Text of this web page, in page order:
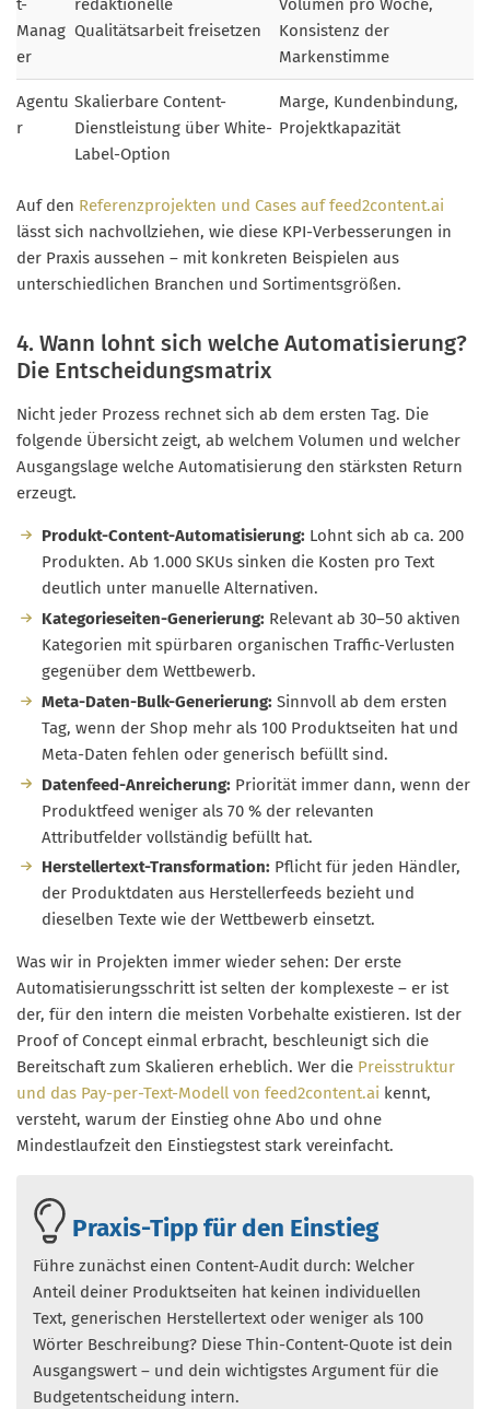
t-
Manag
er
redaktionelle
Qualitätsarbeit freisetzen
Volumen pro Woche,
Konsistenz der
Markenstimme
Agentu
r
Skalierbare Content-
Dienstleistung über White-
Label-Option
Marge, Kundenbindung,
Projektkapazität
Auf den Referenzprojekten und Cases auf feed2content.ai
lässt sich nachvollziehen, wie diese KPI-Verbesserungen in
der Praxis aussehen – mit konkreten Beispielen aus
unterschiedlichen Branchen und Sortimentsgrößen.
4. Wann lohnt sich welche Automatisierung?
Die Entscheidungsmatrix
Nicht jeder Prozess rechnet sich ab dem ersten Tag. Die
folgende Übersicht zeigt, ab welchem Volumen und welcher
Ausgangslage welche Automatisierung den stärksten Return
erzeugt.
Produkt-Content-Automatisierung: Lohnt sich ab ca. 200
Produkten. Ab 1.000 SKUs sinken die Kosten pro Text
deutlich unter manuelle Alternativen.
Kategorieseiten-Generierung: Relevant ab 30–50 aktiven
Kategorien mit spürbaren organischen Traffic-Verlusten
gegenüber dem Wettbewerb.
Meta-Daten-Bulk-Generierung: Sinnvoll ab dem ersten
Tag, wenn der Shop mehr als 100 Produktseiten hat und
Meta-Daten fehlen oder generisch befüllt sind.
Datenfeed-Anreicherung: Priorität immer dann, wenn der
Produktfeed weniger als 70 % der relevanten
Attributfelder vollständig befüllt hat.
Herstellertext-Transformation: Pflicht für jeden Händler,
der Produktdaten aus Herstellerfeeds bezieht und
dieselben Texte wie der Wettbewerb einsetzt.
Was wir in Projekten immer wieder sehen: Der erste
Automatisierungsschritt ist selten der komplexeste – er ist
der, für den intern die meisten Vorbehalte existieren. Ist der
Proof of Concept einmal erbracht, beschleunigt sich die
Bereitschaft zum Skalieren erheblich. Wer die Preisstruktur
und das Pay-per-Text-Modell von feed2content.ai kennt,
versteht, warum der Einstieg ohne Abo und ohne
Mindestlaufzeit den Einstiegstest stark vereinfacht.
Praxis-Tipp für den Einstieg
Führe zunächst einen Content-Audit durch: Welcher
Anteil deiner Produktseiten hat keinen individuellen
Text, generischen Herstellertext oder weniger als 100
Wörter Beschreibung? Diese Thin-Content-Quote ist dein
Ausgangswert – und dein wichtigstes Argument für die
Budgetentscheidung intern.